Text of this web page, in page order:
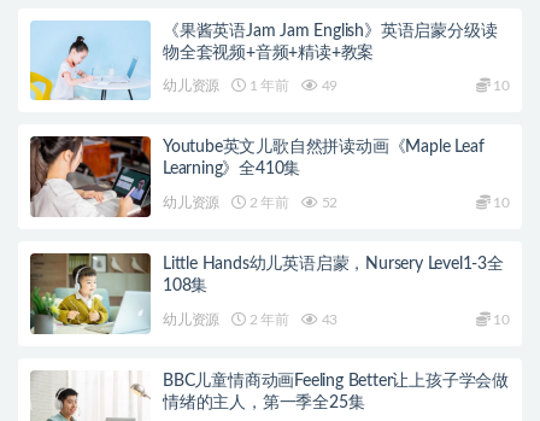
《果酱英语Jam Jam English》英语启蒙分级读
物全套视频+音频+精读+教案
幼儿资源 1 年前 49 10
Youtube英文儿歌自然拼读动画《Maple Leaf
Learning》全410集
幼儿资源 2 年前 52 10
Little Hands幼儿英语启蒙，Nursery Level1-3全
108集
幼儿资源 2 年前 43 10
BBC儿童情商动画Feeling Better让上孩子学会做
情绪的主人，第一季全25集